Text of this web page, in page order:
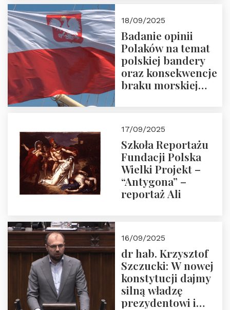
18/09/2025
Badanie opinii
Polaków na temat
polskiej bandery
oraz konsekwencje
braku morskiej
17/09/2025
Szkoła Reportażu
Fundacji Polska
Wielki Projekt –
“Antygona” –
reportaż Ali
16/09/2025
dr hab. Krzysztof
Szczucki: W nowej
konstytucji dajmy
silną władzę
prezydentowi i